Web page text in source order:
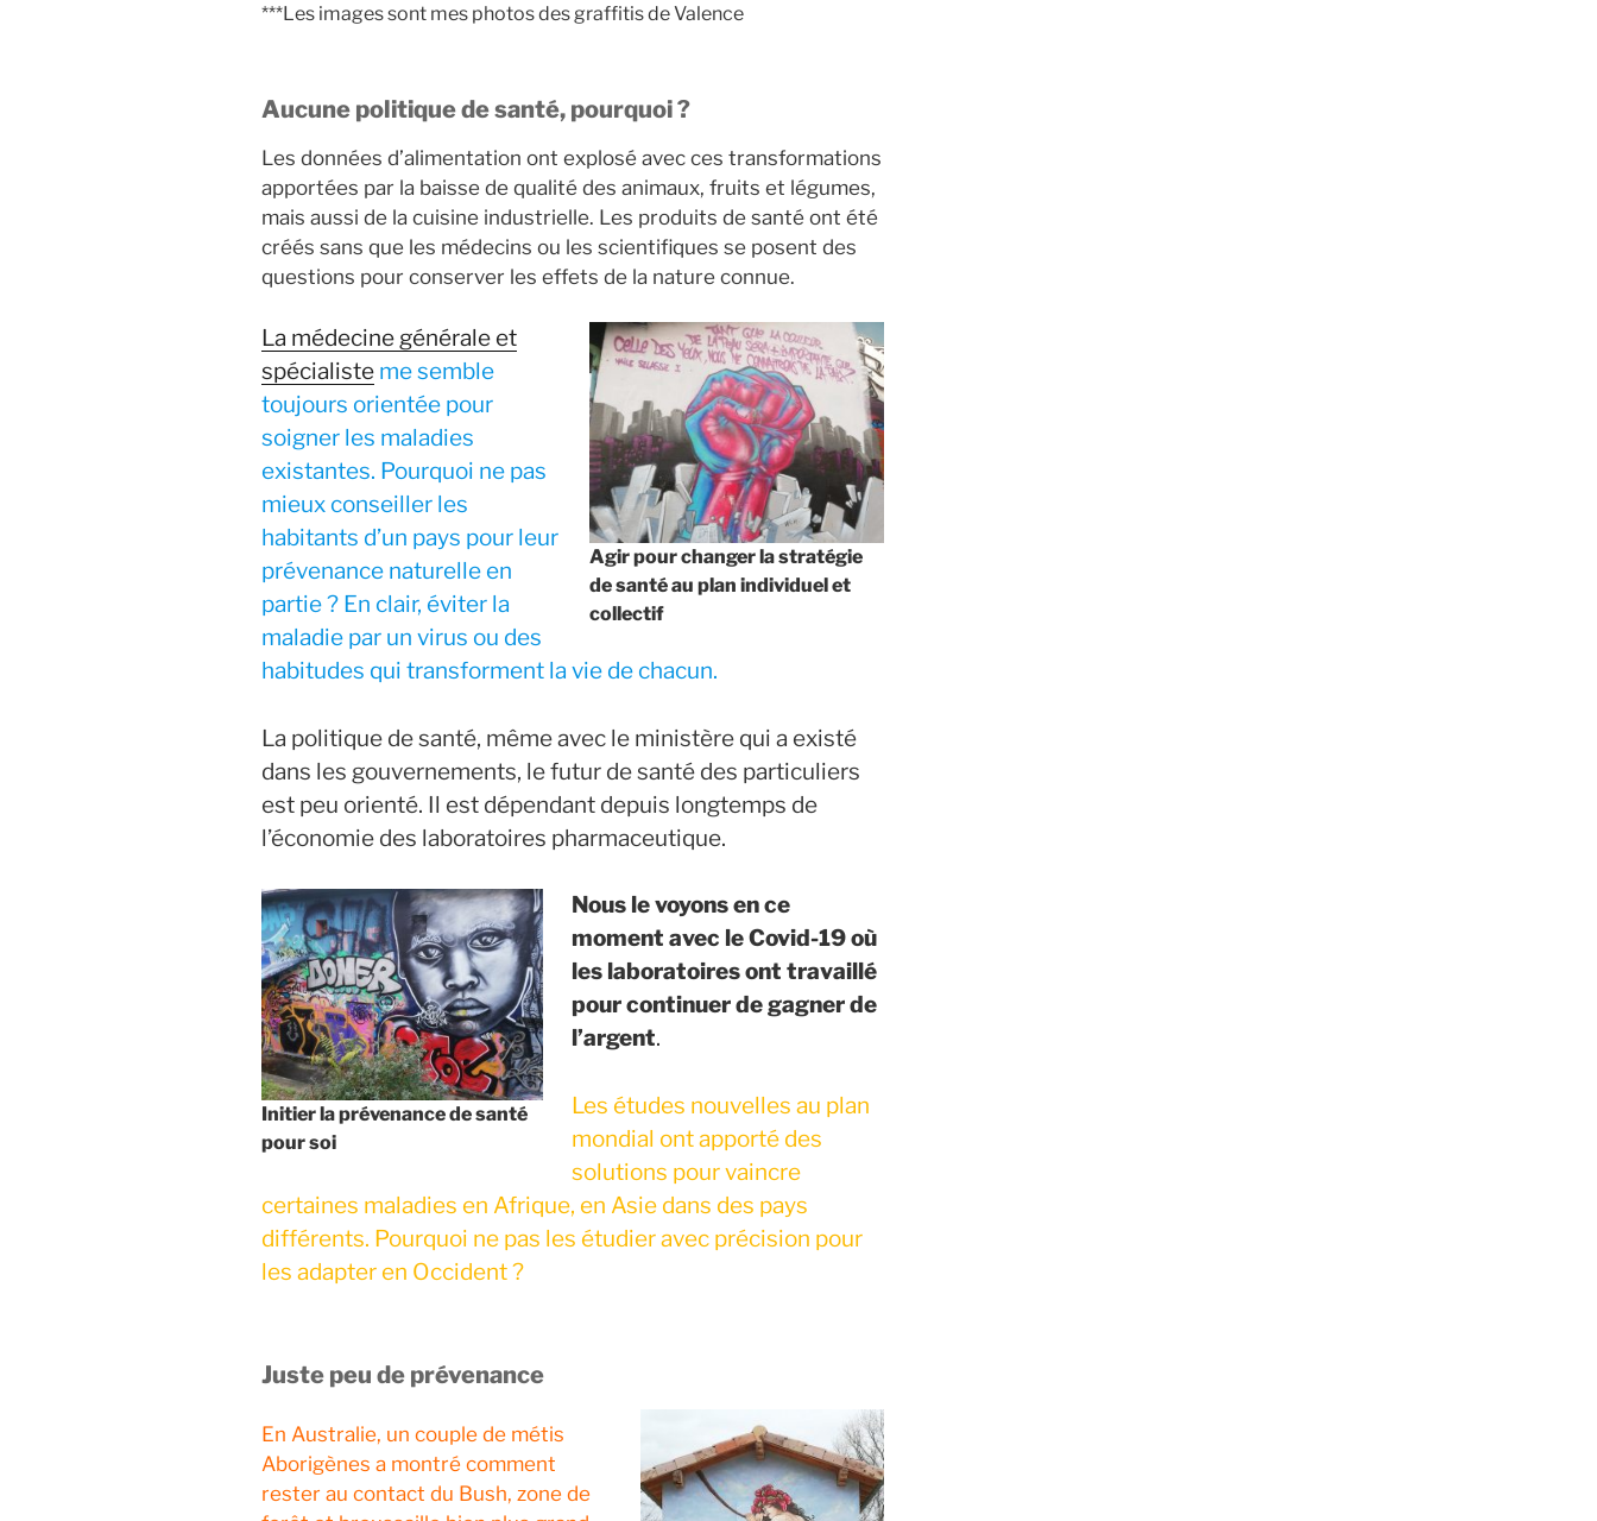
***Les images sont mes photos des graffitis de Valence
Aucune politique de santé, pourquoi ?
Les données d’alimentation ont explosé avec ces transformations
apportées par la baisse de qualité des animaux, fruits et légumes,
mais aussi de la cuisine industrielle. Les produits de santé ont été
créés sans que les médecins ou les scientifiques se posent des
questions pour conserver les effets de la nature connue.
Agir pour changer la stratégie
de santé au plan individuel et
collectif
La médecine générale et
spécialiste me semble
toujours orientée pour
soigner les maladies
existantes. Pourquoi ne pas
mieux conseiller les
habitants d’un pays pour leur
prévenance naturelle en
partie ? En clair, éviter la
maladie par un virus ou des
habitudes qui transforment la vie de chacun.
La politique de santé, même avec le ministère qui a existé
dans les gouvernements, le futur de santé des particuliers
est peu orienté. Il est dépendant depuis longtemps de
l’économie des laboratoires pharmaceutique.
Initier la prévenance de santé
pour soi
Nous le voyons en ce
moment avec le Covid-19 où
les laboratoires ont travaillé
pour continuer de gagner de
l’argent.
Les études nouvelles au plan
mondial ont apporté des
solutions pour vaincre
certaines maladies en Afrique, en Asie dans des pays
différents. Pourquoi ne pas les étudier avec précision pour
les adapter en Occident ?
Juste peu de prévenance
En Australie, un couple de métis
Aborigènes a montré comment
rester au contact du Bush, zone de